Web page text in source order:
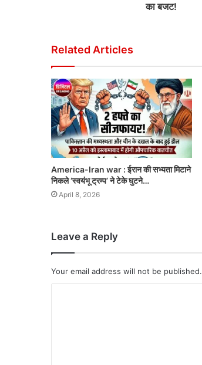
का बजट!
Related Articles
America-Iran war : ईरान की सभ्यता मिटाने
निकले ‘स्वयंभू ट्रम्प’ ने टेके घुटने…
April 8, 2026
Leave a Reply
Your email address will not be published.